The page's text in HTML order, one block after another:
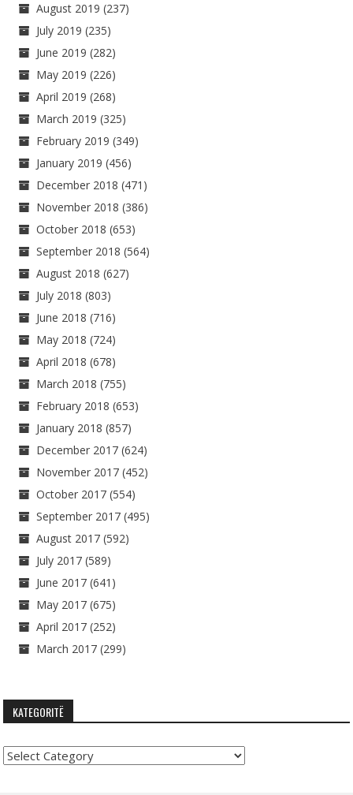
August 2019 (237)
July 2019 (235)
June 2019 (282)
May 2019 (226)
April 2019 (268)
March 2019 (325)
February 2019 (349)
January 2019 (456)
December 2018 (471)
November 2018 (386)
October 2018 (653)
September 2018 (564)
August 2018 (627)
July 2018 (803)
June 2018 (716)
May 2018 (724)
April 2018 (678)
March 2018 (755)
February 2018 (653)
January 2018 (857)
December 2017 (624)
November 2017 (452)
October 2017 (554)
September 2017 (495)
August 2017 (592)
July 2017 (589)
June 2017 (641)
May 2017 (675)
April 2017 (252)
March 2017 (299)
KATEGORITË
Kategoritë